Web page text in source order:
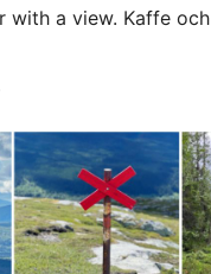
with a view. Kaffe och